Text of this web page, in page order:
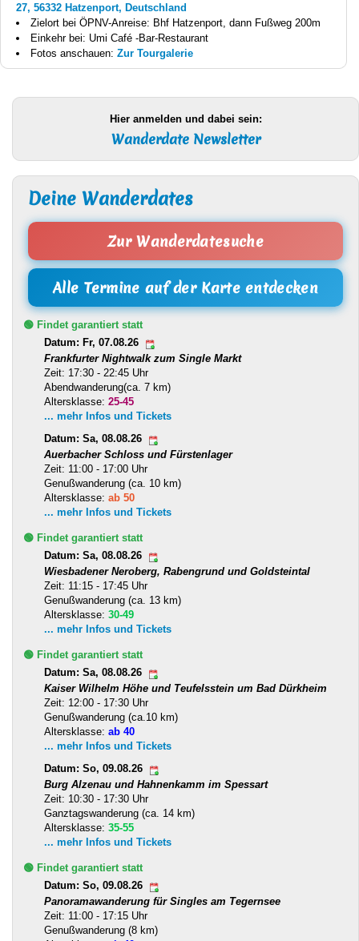
27, 56332 Hatzenport, Deutschland
Zielort bei ÖPNV-Anreise: Bhf Hatzenport, dann Fußweg 200m
Einkehr bei: Umi Café -Bar-Restaurant
Fotos anschauen: Zur Tourgalerie
Hier anmelden und dabei sein:
Wanderdate Newsletter
Deine Wanderdates
Zur Wanderdatesuche
Alle Termine auf der Karte entdecken
🟢 Findet garantiert statt
Datum: Fr, 07.08.26
Frankfurter Nightwalk zum Single Markt
Zeit: 17:30 - 22:45 Uhr
Abendwanderung(ca. 7 km)
Altersklasse: 25-45
... mehr Infos und Tickets
Datum: Sa, 08.08.26
Auerbacher Schloss und Fürstenlager
Zeit: 11:00 - 17:00 Uhr
Genußwanderung (ca. 10 km)
Altersklasse: ab 50
... mehr Infos und Tickets
🟢 Findet garantiert statt
Datum: Sa, 08.08.26
Wiesbadener Neroberg, Rabengrund und Goldsteintal
Zeit: 11:15 - 17:45 Uhr
Genußwanderung (ca. 13 km)
Altersklasse: 30-49
... mehr Infos und Tickets
🟢 Findet garantiert statt
Datum: Sa, 08.08.26
Kaiser Wilhelm Höhe und Teufelsstein um Bad Dürkheim
Zeit: 12:00 - 17:30 Uhr
Genußwanderung (ca.10 km)
Altersklasse: ab 40
... mehr Infos und Tickets
Datum: So, 09.08.26
Burg Alzenau und Hahnenkamm im Spessart
Zeit: 10:30 - 17:30 Uhr
Ganztagswanderung (ca. 14 km)
Altersklasse: 35-55
... mehr Infos und Tickets
🟢 Findet garantiert statt
Datum: So, 09.08.26
Panoramawanderung für Singles am Tegernsee
Zeit: 11:00 - 17:15 Uhr
Genußwanderung (8 km)